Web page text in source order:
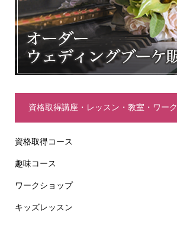
資格取得講座・レッスン・教室・ワーク
資格取得コース
趣味コース
ワークショップ
キッズレッスン